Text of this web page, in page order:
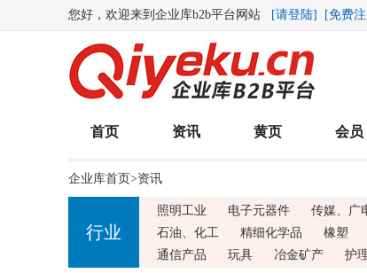
您好，欢迎来到企业库b2b平台网站 [请登陆] [免费
首页 资讯 黄页 会员
企业库首页>资讯
行业
照明工业 电子元器件 传媒、广
石油、化工
精细化学品 橡塑
通信产品
玩具 冶金矿产 护